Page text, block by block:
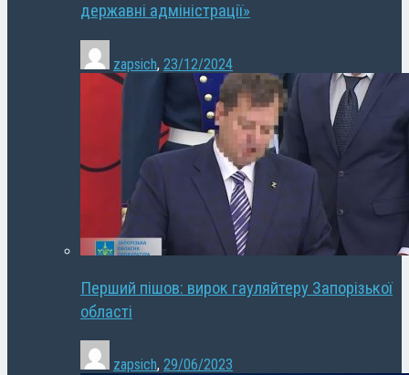
державні адміністрації»
zapsich, 23/12/2024
Перший пішов: вирок гауляйтеру Запорізької
області
zapsich, 29/06/2023